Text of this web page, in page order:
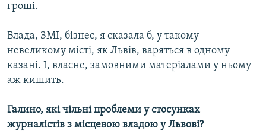
гроші.
Влада, ЗМІ, бізнес, я сказала б, у такому
невеликому місті, як Львів, варяться в одному
казані. І, власне, замовними матеріалами у ньому
аж кишить.
Галино, які чільні проблеми у стосунках
журналістів з місцевою владою у Львові?